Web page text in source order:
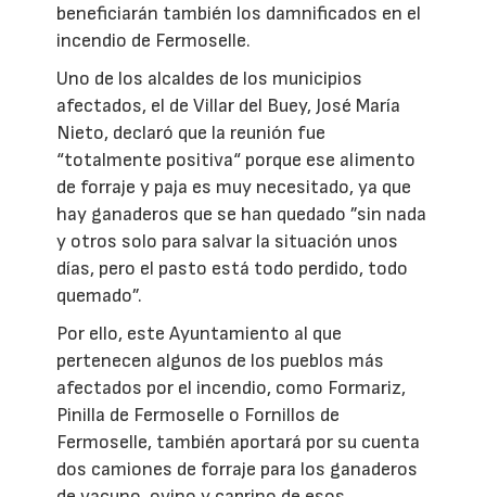
beneficiarán también los damnificados en el
incendio de Fermoselle.
Uno de los alcaldes de los municipios
afectados, el de Villar del Buey, José María
Nieto, declaró que la reunión fue
“totalmente positiva“ porque ese alimento
de forraje y paja es muy necesitado, ya que
hay ganaderos que se han quedado ”sin nada
y otros solo para salvar la situación unos
días, pero el pasto está todo perdido, todo
quemado”.
Por ello, este Ayuntamiento al que
pertenecen algunos de los pueblos más
afectados por el incendio, como Formariz,
Pinilla de Fermoselle o Fornillos de
Fermoselle, también aportará por su cuenta
dos camiones de forraje para los ganaderos